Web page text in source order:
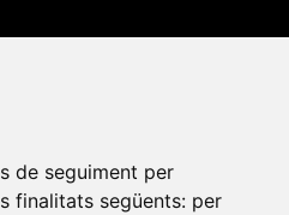
de seguiment per
finalitats següents: per